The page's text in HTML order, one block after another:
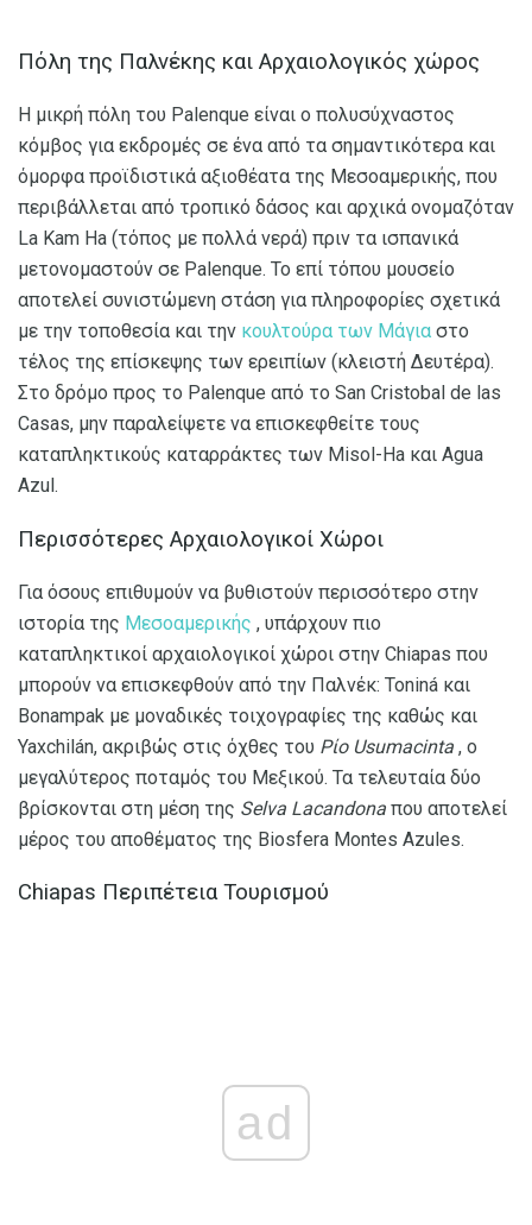
Πόλη της Παλνέκης και Αρχαιολογικός χώρος
Η μικρή πόλη του Palenque είναι ο πολυσύχναστος
κόμβος για εκδρομές σε ένα από τα σημαντικότερα και
όμορφα προϊδιστικά αξιοθέατα της Μεσοαμερικής, που
περιβάλλεται από τροπικό δάσος και αρχικά ονομαζόταν
La Kam Ha (τόπος με πολλά νερά) πριν τα ισπανικά
μετονομαστούν σε Palenque. Το επί τόπου μουσείο
αποτελεί συνιστώμενη στάση για πληροφορίες σχετικά
με την τοποθεσία και την κουλτούρα των Μάγια στο
τέλος της επίσκεψης των ερειπίων (κλειστή Δευτέρα).
Στο δρόμο προς το Palenque από το San Cristobal de las
Casas, μην παραλείψετε να επισκεφθείτε τους
καταπληκτικούς καταρράκτες των Misol-Ha και Agua
Azul.
Περισσότερες Αρχαιολογικοί Χώροι
Για όσους επιθυμούν να βυθιστούν περισσότερο στην
ιστορία της Μεσοαμερικής , υπάρχουν πιο
καταπληκτικοί αρχαιολογικοί χώροι στην Chiapas που
μπορούν να επισκεφθούν από την Παλνέκ: Toniná και
Bonampak με μοναδικές τοιχογραφίες της καθώς και
Yaxchilán, ακριβώς στις όχθες του Ρίο Usumacinta , ο
μεγαλύτερος ποταμός του Μεξικού. Τα τελευταία δύο
βρίσκονται στη μέση της Selva Lacandona που αποτελεί
μέρος του αποθέματος της Biosfera Montes Azules.
Chiapas Περιπέτεια Τουρισμού
ad